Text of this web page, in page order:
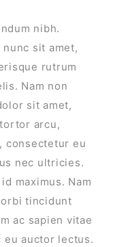
nibh.
sit amet,
rutrum
Nam non
sit amet,
arcu,
consectetur eu
nec ultricies.
maximus. Nam
tincidunt
ac sapien vitae
eu auctor lectus.